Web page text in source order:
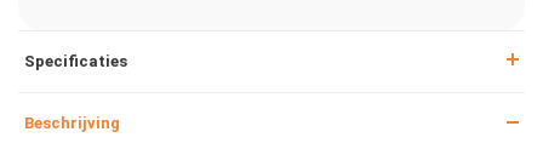
Specificaties
Beschrijving